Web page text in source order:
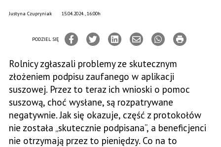
15.04.2024., 16:00h
Justyna Czupryniak
PODZIEL SIĘ
Rolnicy zgłaszali problemy ze skutecznym
złożeniem podpisu zaufanego w aplikacji
suszowej. Przez to teraz ich wnioski o pomoc
suszową, choć wysłane, są rozpatrywane
negatywnie. Jak się okazuje, część z protokołów
nie została „skutecznie podpisana”, a beneficjenci
nie otrzymają przez to pieniędzy. Co na to